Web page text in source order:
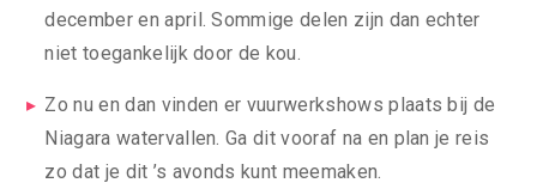
december en april. Sommige delen zijn dan echter
niet toegankelijk door de kou.
Zo nu en dan vinden er vuurwerkshows plaats bij de
Niagara watervallen. Ga dit vooraf na en plan je reis
zo dat je dit ’s avonds kunt meemaken.